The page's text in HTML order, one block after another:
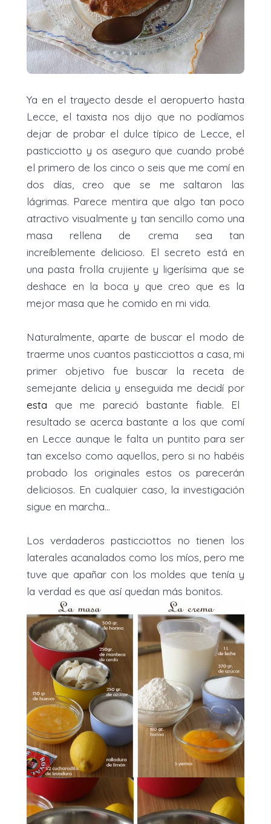
Ya en el trayecto desde el aeropuerto hasta
Lecce, el taxista nos dijo que no podíamos
dejar de probar el dulce típico de Lecce, el
pasticciotto y os aseguro que cuando probé
el primero de los cinco o seis que me comí en
dos días, creo que se me saltaron las
lágrimas. Parece mentira que algo tan poco
atractivo visualmente y tan sencillo como una
masa rellena de crema sea tan
increíblemente delicioso. El secreto está en
una pasta frolla crujiente y ligerísima que se
deshace en la boca y que creo que es la
mejor masa que he comido en mi vida.
Naturalmente, aparte de buscar el modo de
traerme unos cuantos pasticciottos a casa, mi
primer objetivo fue buscar la receta de
semejante delicia y enseguida me decidí por
esta que me pareció bastante fiable. El
resultado se acerca bastante a los que comí
en Lecce aunque le falta un puntito para ser
tan excelso como aquellos, pero si no habéis
probado los originales estos os parecerán
deliciosos. En cualquier caso, la investigación
sigue en marcha…
Los verdaderos pasticciottos no tienen los
laterales acanalados como los míos, pero me
tuve que apañar con los moldes que tenía y
la verdad es que así quedan más bonitos.